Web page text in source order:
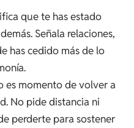
que te has estado
Señala relaciones,
has cedido más de lo
es momento de volver a
No pide distancia ni
perderte para sostener